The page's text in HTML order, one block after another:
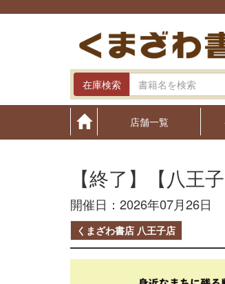
在庫検索
店舗一覧
【終了】【八王
開催日：2026年07月26日
くまざわ書店 八王子店